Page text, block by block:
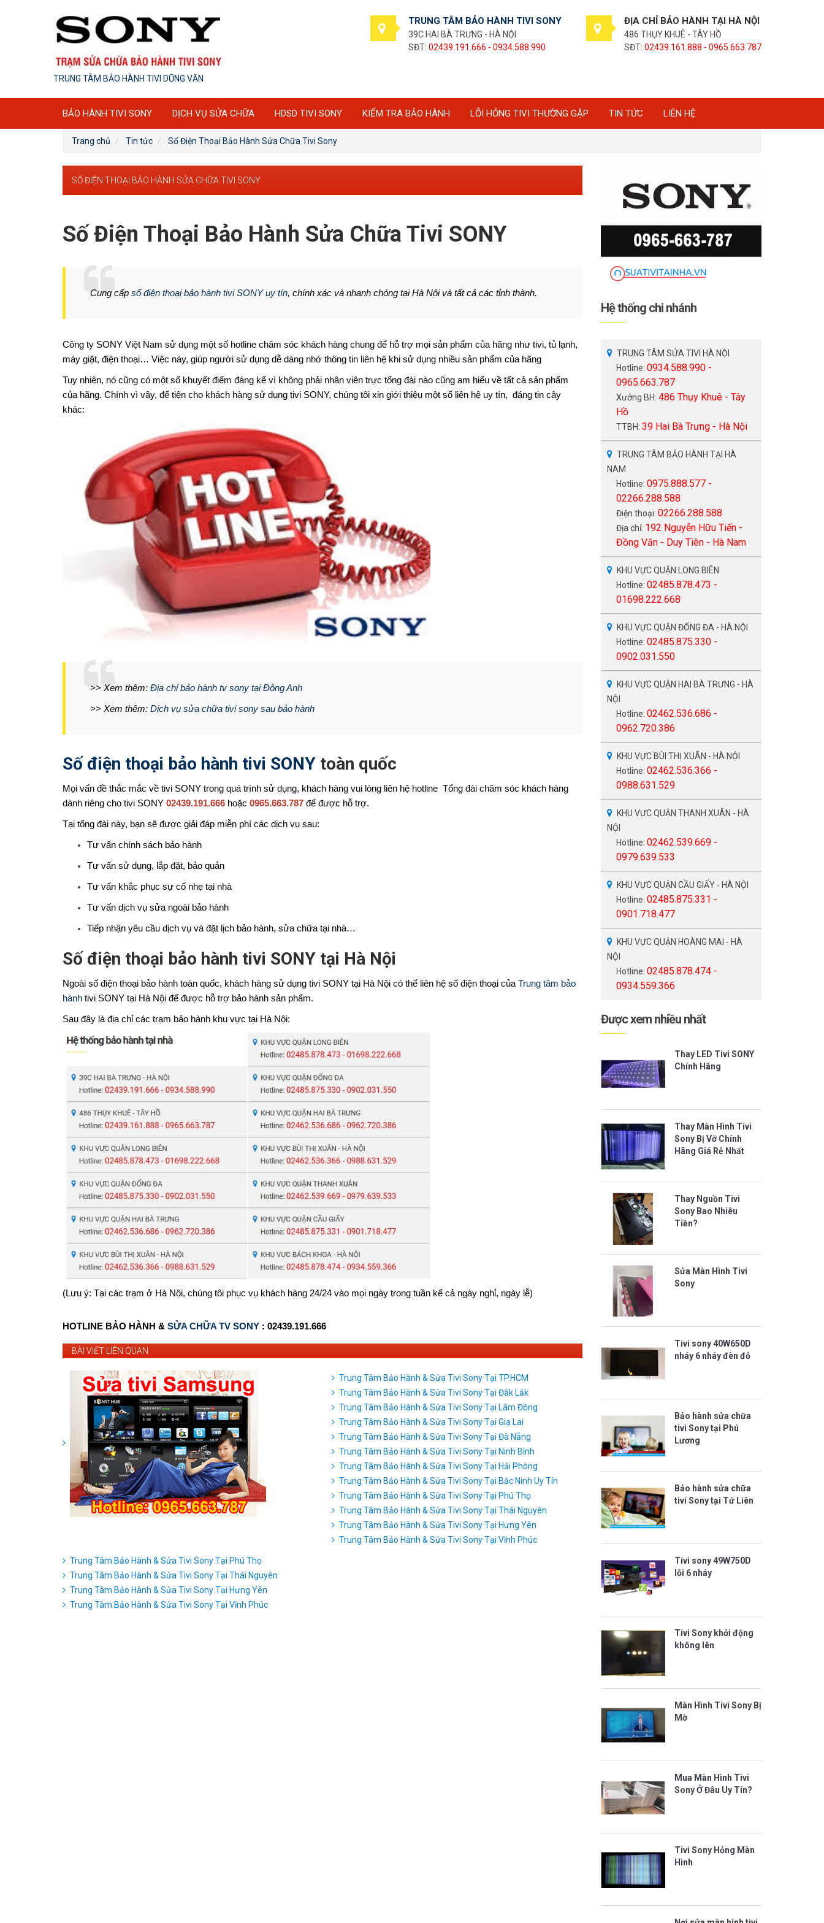
TRUNG TÂM BẢO HÀNH TIVI DŨNG VĂN
TRUNG TÂM BẢO HÀNH TIVI SONY
39C HAI BÀ TRƯNG - HÀ NỘI
SĐT: 02439.191.666 - 0934.588.990
ĐỊA CHỈ BẢO HÀNH TẠI HÀ NỘI
486 THỤY KHUÊ - TÂY HỒ
SĐT: 02439.161.888 - 0965.663.787
BẢO HÀNH TIVI SONY DỊCH VỤ SỬA CHỮA HDSD TIVI SONY KIỂM TRA BẢO HÀNH LỖI HỎNG TIVI THƯỜNG GẶP TIN TỨC LIÊN HỆ
Trang chủ Tin tức Số Điện Thoại Bảo Hành Sửa Chữa Tivi Sony
SỐ ĐIỆN THOẠI BẢO HÀNH SỬA CHỮA TIVI SONY
Số Điện Thoại Bảo Hành Sửa Chữa Tivi SONY
Cung cấp số điện thoại bảo hành tivi SONY uy tín, chính xác và nhanh chóng tại Hà Nội và tất cả các tỉnh thành.
Công ty SONY Việt Nam sử dụng một số hotline chăm sóc khách hàng chung để hỗ trợ mọi sản phẩm của hãng như tivi, tủ lạnh,
máy giặt, điện thoại… Việc này, giúp người sử dụng dễ dàng nhớ thông tin liên hệ khi sử dụng nhiều sản phẩm của hãng
Tuy nhiên, nó cũng có một số khuyết điểm đáng kể vì không phải nhân viên trực tổng đài nào cũng am hiểu về tất cả sản phẩm
của hãng. Chính vì vậy, để tiện cho khách hàng sử dụng tivi SONY, chúng tôi xin giới thiệu một số liên hệ uy tín, đáng tin cây
khác:
>> Xem thêm: Địa chỉ bảo hành tv sony tại Đông Anh
>> Xem thêm: Dịch vụ sửa chữa tivi sony sau bảo hành
Số điện thoại bảo hành tivi SONY toàn quốc
Mọi vấn đề thắc mắc về tivi SONY trong quá trình sử dụng, khách hàng vui lòng liên hệ hotline Tổng đài chăm sóc khách hàng
dành riêng cho tivi SONY 02439.191.666 hoặc 0965.663.787 để được hỗ trợ.
Tại tổng đài này, bạn sẽ được giải đáp miễn phí các dịch vụ sau:
Tư vấn chính sách bảo hành
Tư vấn sử dụng, lắp đặt, bảo quản
Tư vấn khắc phục sự cố nhẹ tại nhà
Tư vấn dịch vụ sửa ngoài bảo hành
Tiếp nhận yêu cầu dịch vụ và đặt lịch bảo hành, sửa chữa tại nhà…
Số điện thoại bảo hành tivi SONY tại Hà Nội
Ngoài số điện thoại bảo hành toàn quốc, khách hàng sử dụng tivi SONY tại Hà Nội có thể liên hệ số điện thoại của Trung tâm bảo
hành tivi SONY tại Hà Nội để được hỗ trợ bảo hành sản phẩm.
Sau đây là địa chỉ các trạm bảo hành khu vực tại Hà Nội:
(Lưu ý: Tại các trạm ở Hà Nội, chúng tôi phục vụ khách hàng 24/24 vào mọi ngày trong tuần kể cả ngày nghỉ, ngày lễ)
HOTLINE BẢO HÀNH & SỬA CHỮA TV SONY : 02439.191.666
BÀI VIẾT LIÊN QUAN
Trung Tâm Bảo Hành & Sửa Tivi Sony Tại TP.HCM
Trung Tâm Bảo Hành & Sửa Tivi Sony Tại Đắk Lắk
Trung Tâm Bảo Hành & Sửa Tivi Sony Tại Lâm Đồng
Trung Tâm Bảo Hành & Sửa Tivi Sony Tại Gia Lai
Trung Tâm Bảo Hành & Sửa Tivi Sony Tại Đà Nẵng
Trung Tâm Bảo Hành & Sửa Tivi Sony Tại Ninh Bình
Trung Tâm Bảo Hành & Sửa Tivi Sony Tại Hải Phòng
Trung Tâm Bảo Hành & Sửa Tivi Sony Tại Bắc Ninh Uy Tín
Trung Tâm Bảo Hành & Sửa Tivi Sony Tại Phú Thọ
Trung Tâm Bảo Hành & Sửa Tivi Sony Tại Thái Nguyên
Trung Tâm Bảo Hành & Sửa Tivi Sony Tại Hưng Yên
Trung Tâm Bảo Hành & Sửa Tivi Sony Tại Vĩnh Phúc
Trung Tâm Bảo Hành & Sửa Tivi Sony Tại Phú Thọ
Trung Tâm Bảo Hành & Sửa Tivi Sony Tại Thái Nguyên
Trung Tâm Bảo Hành & Sửa Tivi Sony Tại Hưng Yên
Trung Tâm Bảo Hành & Sửa Tivi Sony Tại Vĩnh Phúc
Hệ thống chi nhánh
TRUNG TÂM SỬA TIVI HÀ NỘI
Hotline: 0934.588.990 -
0965.663.787
Xưởng BH: 486 Thụy Khuê - Tây
Hồ
TTBH: 39 Hai Bà Trưng - Hà Nội
TRUNG TÂM BẢO HÀNH TẠI HÀ
NAM
Hotline: 0975.888.577 -
02266.288.588
Điện thoại: 02266.288.588
Địa chỉ: 192 Nguyễn Hữu Tiến -
Đồng Văn - Duy Tiên - Hà Nam
KHU VỰC QUẬN LONG BIÊN
Hotline: 02485.878.473 -
01698.222.668
KHU VỰC QUẬN ĐỐNG ĐA - HÀ NỘI
Hotline: 02485.875.330 -
0902.031.550
KHU VỰC QUẬN HAI BÀ TRƯNG - HÀ
NỘI
Hotline: 02462.536.686 -
0962.720.386
KHU VỰC BÙI THỊ XUÂN - HÀ NỘI
Hotline: 02462.536.366 -
0988.631.529
KHU VỰC QUẬN THANH XUÂN - HÀ
NỘI
Hotline: 02462.539.669 -
0979.639.533
KHU VỰC QUẬN CẦU GIẤY - HÀ NỘI
Hotline: 02485.875.331 -
0901.718.477
KHU VỰC QUẬN HOÀNG MAI - HÀ
NỘI
Hotline: 02485.878.474 -
0934.559.366
Được xem nhiều nhất
Thay LED Tivi SONY
Chính Hãng
Thay Màn Hình Tivi
Sony Bị Vỡ Chính
Hãng Giá Rẻ Nhất
Thay Nguồn Tivi
Sony Bao Nhiêu
Tiền?
Sửa Màn Hình Tivi
Sony
Tivi sony 40W650D
nháy 6 nháy đèn đỏ
Bảo hành sửa chữa
tivi Sony tại Phú
Lương
Bảo hành sửa chữa
tivi Sony tại Tứ Liên
Tivi sony 49W750D
lỗi 6 nháy
Tivi Sony khởi động
không lên
Màn Hình Tivi Sony Bị
Mờ
Mua Màn Hình Tivi
Sony Ở Đâu Uy Tín?
Tivi Sony Hỏng Màn
Hình